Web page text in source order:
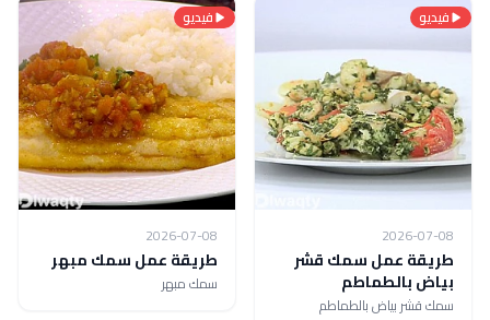
فيديو
2026-07-08
طريقة عمل سمك قشر
بياض بالطماطم
سمك قشر بياض بالطماطم
فيديو
2026-07-08
طريقة عمل سمك مبهر
سمك مبهر